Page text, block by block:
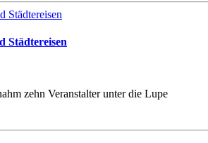
Städtereisen
zehn Veranstalter unter die Lupe